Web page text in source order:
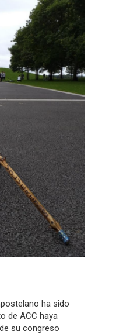
ha sido
de ACC haya
su congreso